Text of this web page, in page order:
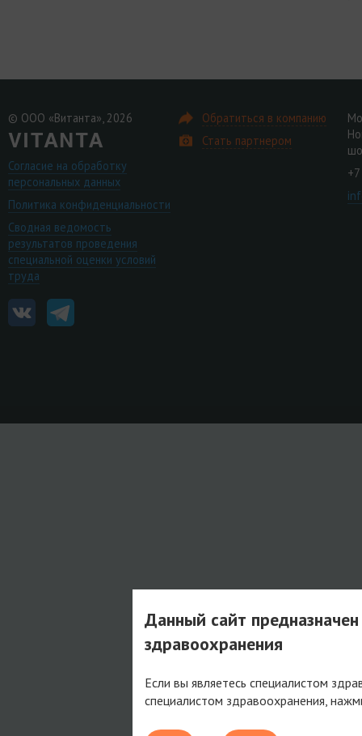
© ООО «Витанта», 2026
Согласие на обработку
персональных данных
Политика конфиденциальности
Сводная ведомость
результатов проведения
специальной оценки условий
труда
Обратиться в компанию
Стать партнером
Данный сайт
здравоохранения
Если вы являетесь специалистом
специалистом здравоохранения,